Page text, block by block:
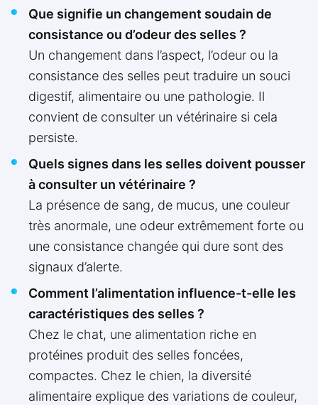
Que signifie un changement soudain de
consistance ou d’odeur des selles ?
Un changement dans l’aspect, l’odeur ou la
consistance des selles peut traduire un souci
digestif, alimentaire ou une pathologie. Il
convient de consulter un vétérinaire si cela
persiste.
Quels signes dans les selles doivent pousser
à consulter un vétérinaire ?
La présence de sang, de mucus, une couleur
très anormale, une odeur extrêmement forte ou
une consistance changée qui dure sont des
signaux d’alerte.
Comment l’alimentation influence-t-elle les
caractéristiques des selles ?
Chez le chat, une alimentation riche en
protéines produit des selles foncées,
compactes. Chez le chien, la diversité
alimentaire explique des variations de couleur,